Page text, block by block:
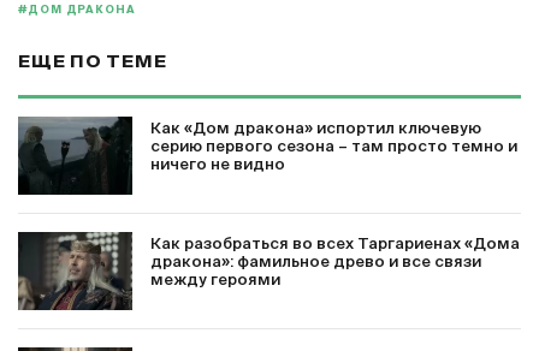
#ДОМ ДРАКОНА
ЕЩЕ ПО ТЕМЕ
Как «Дом дракона» испортил ключевую
серию первого сезона – там просто темно и
ничего не видно
Как разобраться во всех Таргариенах «Дома
дракона»: фамильное древо и все связи
между героями